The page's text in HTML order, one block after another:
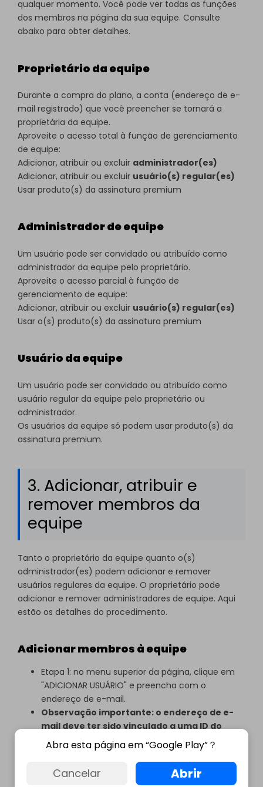
qualquer momento. Você pode ver todas as funções
dos membros na página da sua equipe. Consulte
abaixo para obter detalhes.
Proprietário da equipe
Durante a compra do plano, a conta (endereço de e-
mail registrado) que você preencher se tornará a
proprietária da equipe.
Aproveite o acesso total à função de gerenciamento
de equipe:
Adicionar, atribuir ou excluir administrador(es)
Adicionar, atribuir ou excluir usuário(s) regular(es)
Usar produto(s) da assinatura premium
Administrador de equipe
Um usuário pode ser convidado ou atribuído como
administrador da equipe pelo proprietário.
Aproveite o acesso parcial à função de
gerenciamento de equipe:
Adicionar, atribuir ou excluir usuário(s) regular(es)
Usar o(s) produto(s) da assinatura premium
Usuário da equipe
Um usuário pode ser convidado ou atribuído como
usuário regular da equipe pelo proprietário ou
administrador.
Os usuários da equipe só podem usar produto(s) da
assinatura premium.
3. Adicionar, atribuir e
remover membros da
equipe
Tanto o proprietário da equipe quanto o(s)
administrador(es) podem adicionar e remover
usuários regulares da equipe. O proprietário pode
adicionar e remover administradores de equipe. Aqui
estão os detalhes do procedimento.
Adicionar membros à equipe
Etapa 1: no menu superior da página, clique em
"ADICIONAR USUÁRIO" e preencha com o
endereço de e-mail.
Observação importante: o endereço de e-
mail deve ter sido vinculado a uma ID do
Wondershare, o que significa que o membro
precisa se inscrever em uma conta EDraw
para validar o endereço de e-mail. Inscreva-
se em https://www.edrawmax.com/online/.
Abra esta página em “Google Play”？
Cancelar Abrir